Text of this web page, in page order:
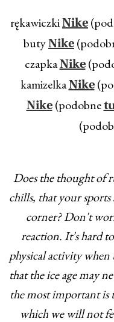
rękawiczkiNike
buty Nike
czapkaNike
kamizelkaNike
Nike(podobne
Does the thought of
chills, that your
corner? Don't
reaction. It's hard
physical activity when
that the ice age may
the most important is
which we will not